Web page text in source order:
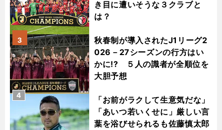
き目に遭いそうな３クラブと
は？
秋春制が導入されたJ1リーグ2
026－27シーズンの行方はい
かに!? ５人の識者が全順位を
大胆予想
3
「お前がラクして生意気だな」
「あいつ若いくせに」厳しい言
葉を浴びせられるも佐藤慎太郎
4